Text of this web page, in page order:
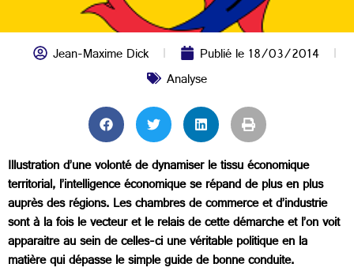
Jean-Maxime Dick Publié le18/03/2014
Analyse
Illustration d’une volonté de dynamiser le tissu économique
territorial, l’intelligence économique se répand de plus en plus
auprès des régions. Les chambres de commerce et d’industrie
sont à la fois le vecteur et le relais de cette démarche et l’on voit
apparaitre au sein de celles-ci une véritable politique en la
matière qui dépasse le simple guide de bonne conduite.